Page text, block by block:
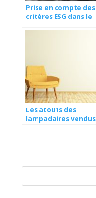
Prise en compte des
critères ESG dans le
Les atouts des
lampadaires vendus